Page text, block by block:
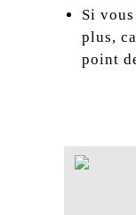
Si
plus,
point